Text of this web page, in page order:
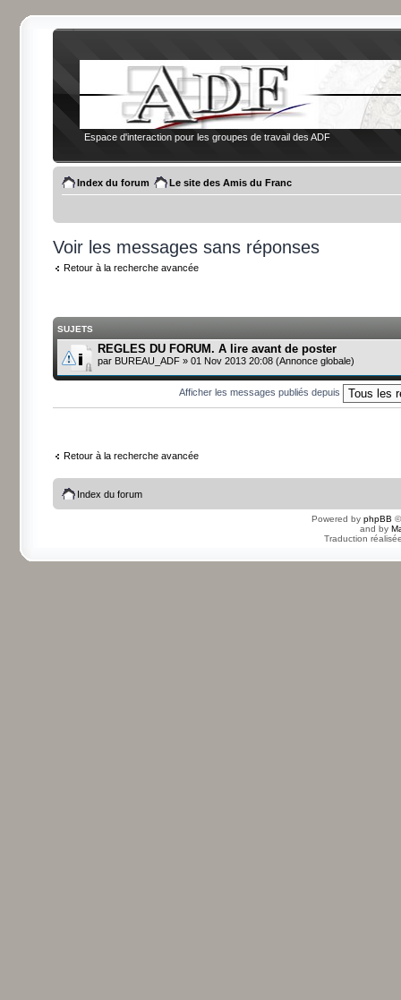
Espace d'interaction pour les groupes de travail des ADF
Index du forum Le site des Amis du Franc
Voir les messages sans réponses
Retour à la recherche avancée
SUJETS
REGLES DU FORUM. A lire avant de poster
par BUREAU_ADF » 01 Nov 2013 20:08 (Annonce globale)
Afficher les messages publiés depuis
Retour à la recherche avancée
Index du forum
Powered by phpBB
and by
Traduction